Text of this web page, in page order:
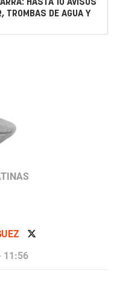
HASTA 10 AVISOS
TROMBAS DE AGUA Y
11:56